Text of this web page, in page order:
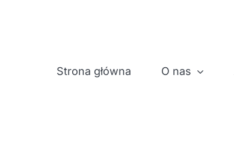
Strona główna O nas